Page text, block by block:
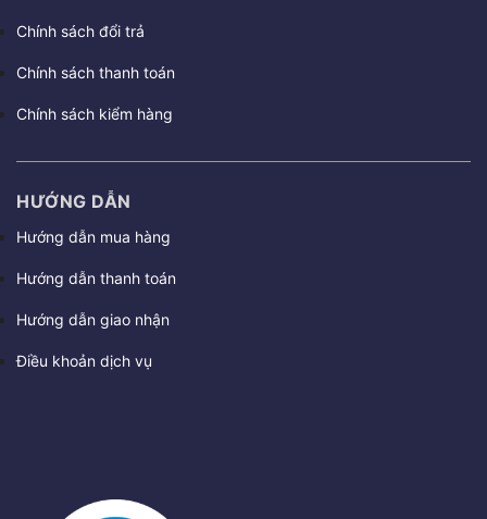
Chính sách đổi trả
Chính sách thanh toán
Chính sách kiểm hàng
HƯỚNG DẪN
Hướng dẫn mua hàng
Hướng dẫn thanh toán
Hướng dẫn giao nhận
Điều khoản dịch vụ